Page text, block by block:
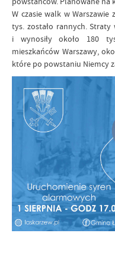
W czasie walk w Warszawie
tys. zostało rannych.
i wynosiły około 180
mieszkańców Warszawy,
które po powstaniu Niemcy